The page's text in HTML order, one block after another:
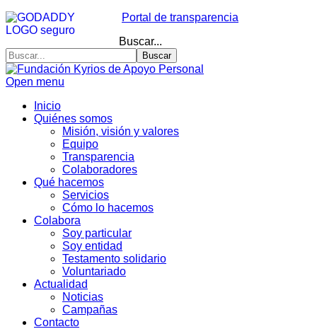
Portal de transparencia
Buscar...
Buscar
Open menu
Inicio
Quiénes somos
Misión, visión y valores
Equipo
Transparencia
Colaboradores
Qué hacemos
Servicios
Cómo lo hacemos
Colabora
Soy particular
Soy entidad
Testamento solidario
Voluntariado
Actualidad
Noticias
Campañas
Contacto